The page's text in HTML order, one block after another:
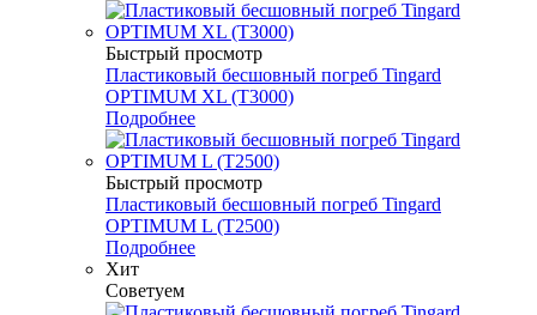
Быстрый просмотр
Пластиковый бесшовный погреб Tingard
OPTIMUM XL (Т3000)
Подробнее
Быстрый просмотр
Пластиковый бесшовный погреб Tingard
OPTIMUM L (Т2500)
Подробнее
Хит
Советуем